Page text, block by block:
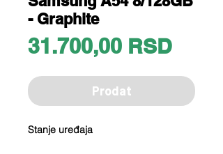
- Graphite
31.700,00 RSDPrice
Prodat
Stanje uređaja